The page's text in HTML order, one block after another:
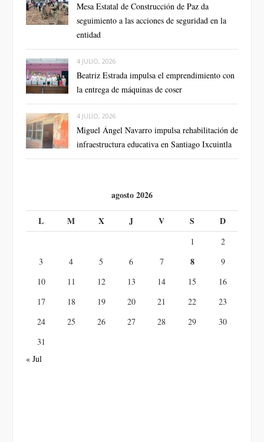
Mesa Estatal de Construcción de Paz da
seguimiento a las acciones de seguridad en la
entidad
4 JULIO, 2026
Beatriz Estrada impulsa el emprendimiento con
la entrega de máquinas de coser
4 JULIO, 2026
Miguel Ángel Navarro impulsa rehabilitación de
infraestructura educativa en Santiago Ixcuintla
agosto 2026
L M X J V S D
1
2
3
4 5 6 7 8
9
10
11 12 13 14 15
16
17
18 19 20 21 22
23
24
25 26 27 28 29
30
31
« Jul